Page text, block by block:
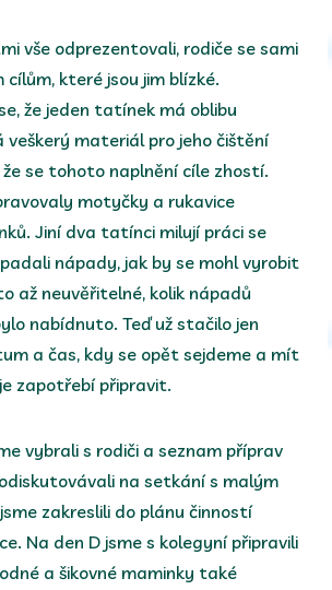
vše odprezentovali, rodiče se sami
cílům, které jsou jim blízké.
že jeden tatínek má oblibu
veškerý materiál pro jeho čištění
se tohoto naplnění cíle zhostí.
motyčky a rukavice
Jiní dva tatínci milují práci se
nápady, jak by se mohl vyrobit
až neuvěřitelné, kolik nápadů
nabídnuto. Teď už stačilo jen
a čas, kdy se opět sejdeme a mít
zapotřebí připravit.
vybrali s rodiči a seznam příprav
na setkání s malým
zakreslili do plánu činností
Na den D jsme s kolegyní připravili
a šikovné maminky také